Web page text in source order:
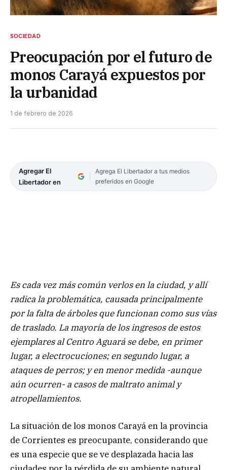
SOCIEDAD
Preocupación por el futuro de
monos Carayá expuestos por
la urbanidad
1 de febrero de 2026
Agregar El
Libertador en
Agrega El Libertador a tus medios
preferidos en Google
Es cada vez más común verlos en la ciudad, y allí
radica la problemática, causada principalmente
por la falta de árboles que funcionan como sus vías
de traslado. La mayoría de los ingresos de estos
ejemplares al Centro Aguará se debe, en primer
lugar, a electrocuciones; en segundo lugar, a
ataques de perros; y en menor medida -aunque
aún ocurren- a casos de maltrato animal y
atropellamientos.
La situación de los monos Carayá en la provincia
de Corrientes es preocupante, considerando que
es una especie que se ve desplazada hacia las